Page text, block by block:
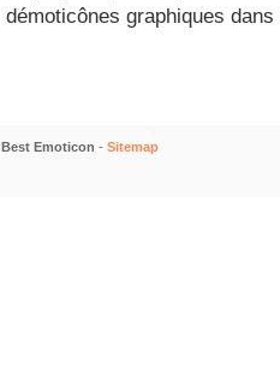
démoticônes graphiques
Best Emoticon - Sitemap